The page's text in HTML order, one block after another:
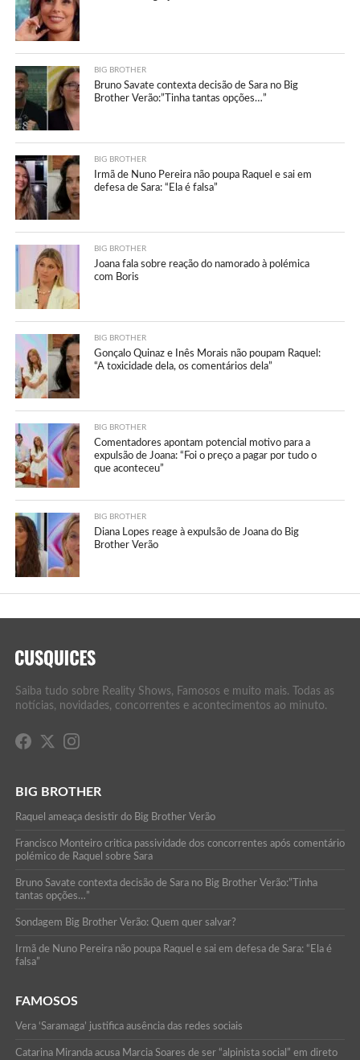
BIG BROTHER
Bruno Savate contexta decisão de Sara no Big
Brother Verão:”Tinha tantas opções…”
BIG BROTHER
Irmã de Nuno Pereira não poupa Raquel e sai em
defesa de Sara: “Ela é falsa”
BIG BROTHER
Joana fala sobre reação do namorado à polémica
com Boris
BIG BROTHER
Gonçalo Quinaz e Inês Morais não poupam Raquel:
“A toxicidade dela, os comentários dela”
BIG BROTHER
Comentadores apontam potencial motivo para a
expulsão de Joana: “Foi o preço a pagar por tudo o
que aconteceu”
BIG BROTHER
Diana Lopes reage à expulsão de Joana do Big
Brother Verão
Saiba tudo sobre Reality Shows, Famosos e muito mais. Todas as
notícias, novidades, concorrentes e acontecimentos ao minuto.
BIG BROTHER
Raquel ameaça desistir do Big Brother Verão
Francisco Monteiro critica passividade dos concorrentes após comentário
polémico de Raquel sobre Sara
Bruno Savate contexta decisão de Sara no Big Brother Verão:”Tinha
tantas opções…”
Sondagem Big Brother Verão: Quem quer salvar?
Irmã de Nuno Pereira não poupa Raquel e sai em defesa de Sara: “Ela é
falsa”
FAMOSOS
Vera ‘Saramaga’ justifica ausência das redes sociais
Catarina Miranda acusa Marcia Soares de ser “alpinista social” em direto